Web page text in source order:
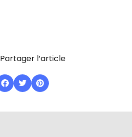
Partager l’article